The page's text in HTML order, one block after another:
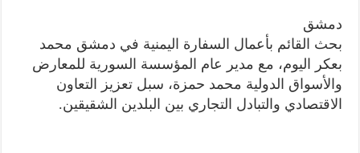
دمشق
بحث القائم بأعمال السفارة اليمنية في دمشق محمد
بعكر اليوم، مع مدير عام المؤسسة السورية للمعارض
والأسواق الدولية محمد حمزة، سبل تعزيز التعاون
الاقتصادي والتبادل التجاري بين البلدين الشقيقين.